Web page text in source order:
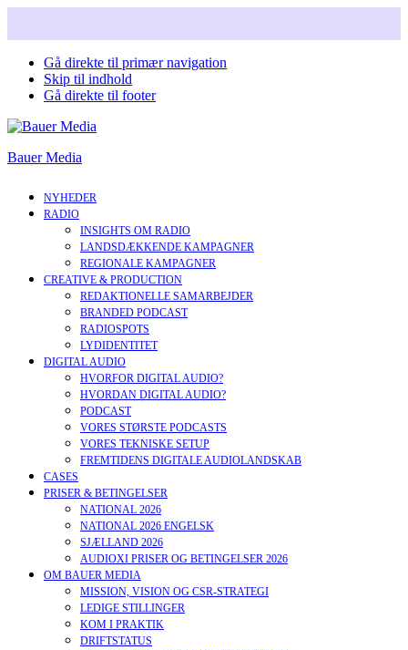
Gå direkte til primær navigation
Skip til indhold
Gå direkte til footer
Bauer Media
NYHEDER
RADIO
INSIGHTS OM RADIO
LANDSDÆKKENDE KAMPAGNER
REGIONALE KAMPAGNER
CREATIVE & PRODUCTION
REDAKTIONELLE SAMARBEJDER
BRANDED PODCAST
RADIOSPOTS
LYDIDENTITET
DIGITAL AUDIO
HVORFOR DIGITAL AUDIO?
HVORDAN DIGITAL AUDIO?
PODCAST
VORES STØRSTE PODCASTS
VORES TEKNISKE SETUP
FREMTIDENS DIGITALE AUDIOLANDSKAB
CASES
PRISER & BETINGELSER
NATIONAL 2026
NATIONAL 2026 ENGELSK
SJÆLLAND 2026
AUDIOXI PRISER OG BETINGELSER 2026
OM BAUER MEDIA
MISSION, VISION OG CSR-STRATEGI
LEDIGE STILLINGER
KOM I PRAKTIK
DRIFTSTATUS